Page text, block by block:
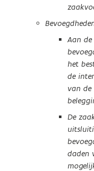
Aan
het
de
van de
De
daden